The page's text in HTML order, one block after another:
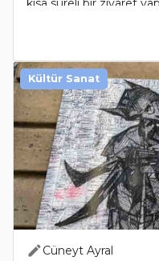
kısa süreli bir ziyaret
Cüneyt Ayral
Kültür Sanat